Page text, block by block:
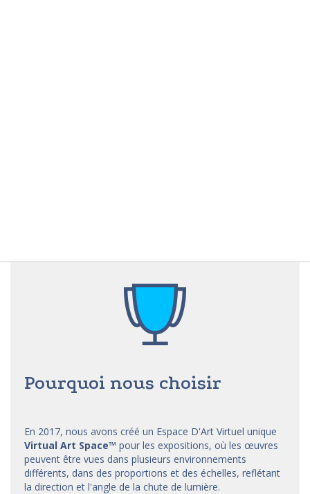
Pourquoi nous choisir
En 2017, nous avons créé un Espace D'Art Virtuel unique
Virtual Art Space™ pour les expositions, où les œuvres
peuvent être vues dans plusieurs environnements
différents, dans des proportions et des échelles, reflétant
la direction et l'angle de la chute de lumière.